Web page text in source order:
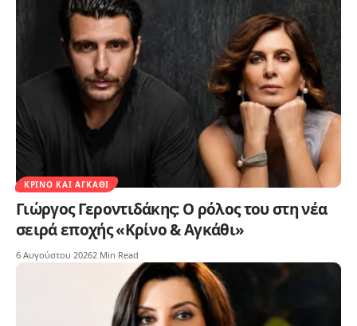
ΚΡΊΝΟ ΚΑΙ ΑΓΚΆΘΙ
Γιώργος Γεροντιδάκης: Ο ρόλος του στη νέα
σειρά εποχής «Κρίνο & Αγκάθι»
6 Αυγούστου 20262 Min Read